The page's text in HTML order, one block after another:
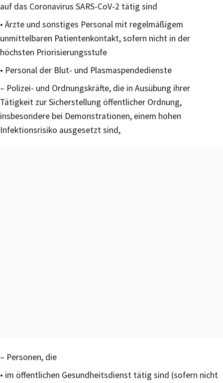
auf das Coronavirus SARS-CoV-2 tätig sind
• Ärzte und sonstiges Personal mit regelmäßigem
unmittelbaren Patientenkontakt, sofern nicht in der
höchsten Priorisierungsstufe
• Personal der Blut- und Plasmaspendedienste
– Polizei- und Ordnungskräfte, die in Ausübung ihrer
Tätigkeit zur Sicherstellung öffentlicher Ordnung,
insbesondere bei Demonstrationen, einem hohen
Infektionsrisiko ausgesetzt sind,
– Personen, die
• im öffentlichen Gesundheitsdienst tätig sind (sofern nicht